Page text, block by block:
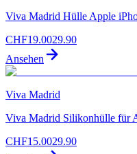
Viva Madrid Hülle Apple
CHF19.0029.90
Ansehen
Viva Madrid
Viva Madrid Silikonhülle für
CHF15.0029.90